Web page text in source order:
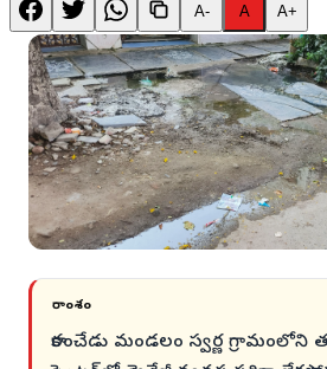
A- A A+
సారాంశం
కారంచేడు మండలం స్వర్ణ గ్రామంలోని